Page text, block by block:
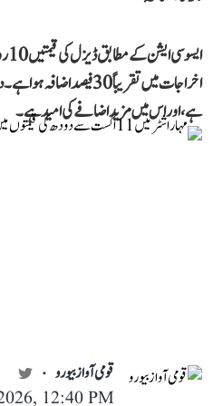
اخراجات میں تقریباً 30
ہے، اور اس میں مزید اضافے کی امید ہے۔
قومی آواز بیورو
12:40 PM